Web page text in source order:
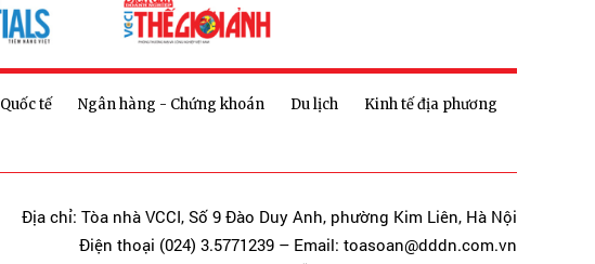
Quốc tế Ngân hàng - Chứng khoán Du lịch
Kinh tế địa phương
Địa chỉ: Tòa nhà VCCI, Số 9 Đào Duy Anh, phường Kim Liên, Hà Nội
Điện thoại (024) 3.5771239 – Email: toasoan@dddn.com.vn